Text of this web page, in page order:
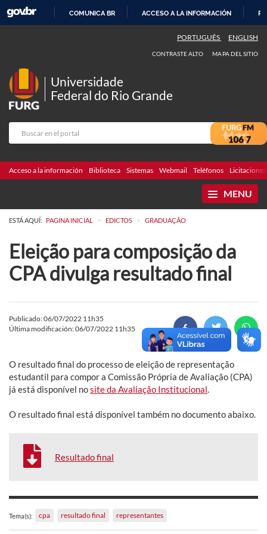
CONTENIDO
COMUNICA BR ACCESO A LA INFORMACIÓN
PORTUGUÊS ENGLISH
CONTRASTE ALTO MAPA DEL SITIO
Universidade
Federal do Rio Grande
Acceso a la información Biblioteca Sistemas Webmail Teléfonos Licitaciones
MENU
ESTÁ AQUÍ: PAGINA INICIAL > EDICTOS > GRADUAÇÃO
Eleição para composição da
CPA divulga resultado final
Publicado: 06/07/2022 11h35
Última modificación: 06/07/2022 11h35
O resultado final do processo de eleição de representação
estudantil para compor a Comissão Própria de Avaliação (CPA)
já está disponível nosite da Avaliação Institucional
O resultado final está disponível também no documento abaixo.
Resultado final
Tema(s): cpa resultado final representantes